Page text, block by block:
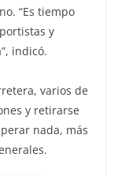
“Es tiempo
y
indicó.
varios de
y retirarse
nada, más